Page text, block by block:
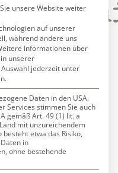
unsere Website weiter
auf unserer
während andere uns
Informationen über
unserer
jederzeit unter
Daten in den USA.
Services stimmen Sie auch
gemäß Art. 49 (1) lit. a
mit unzureichendem
besteht etwa das Risiko,
in
ohne bestehende